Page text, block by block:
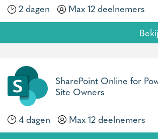
2 dagen
Max 12 deelnemers
SharePoint Online for
Site Owners
4 dagen
Max 12 deelnemers